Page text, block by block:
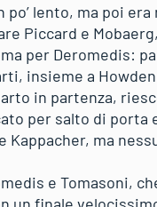
lento, ma poi
Piccard e
per Deromedis:
insieme a
in partenza,
per salto di porta
ma
e Tomasoni,